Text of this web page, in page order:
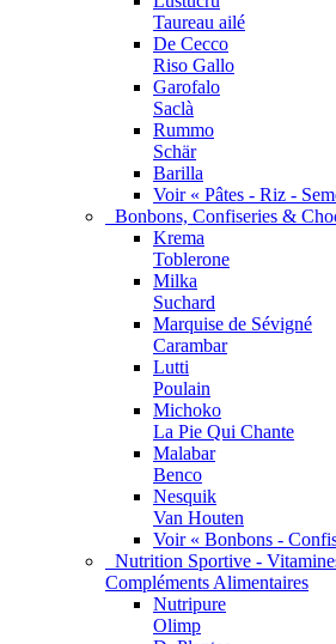
Taureau ailé
De Cecco
Riso Gallo
Garofalo
Saclà
Rummo
Schär
Barilla
Voir « Pâtes - Riz -
Bonbons, Confiseries &
Krema
Toblerone
Milka
Suchard
Marquise de Sévigné
Carambar
Lutti
Poulain
Michoko
La Pie Qui Chante
Malabar
Benco
Nesquik
Van Houten
Voir « Bonbons -
Nutrition Sportive -
Compléments Alimentaires
Nutripure
Olimp